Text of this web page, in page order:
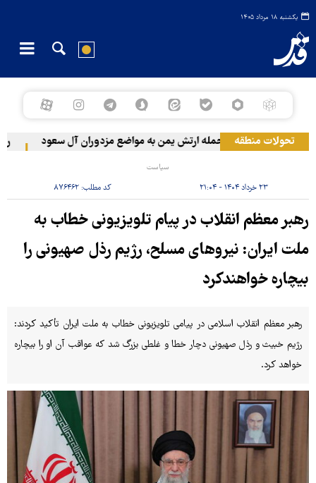
یکشنبه ۱۸ مرداد ۱۴۰۵
تحولات منطقه حمله ارتش یمن به مواضع مزدوران آل سعود رویترز:
سیاست
۲۳ خرداد ۱۴۰۴ - ۲۱:۰۴ کد مطلب: ۸۷۶۴۶۲
رهبر معظم انقلاب در پیام تلویزیونی خطاب به
ملت ایران: نیروهای مسلح، رژیم رذل صهیونی را
بیچاره خواهندکرد
رهبر معظم انقلاب اسلامی در پیامی تلویزیونی خطاب به ملت ایران تأکید کردند:
رژیم خبیث و رذل صهیونی دچار خطا و غلطی بزرگ شد که عواقب آن او را بیچاره
خواهد کرد.